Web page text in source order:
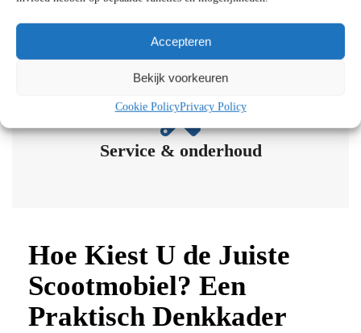
Accepteren
Bekijk voorkeuren
Cookie PolicyPrivacy Policy
WMO Hulp​
Service & onderhoud
Hoe Kiest U de Juiste
Scootmobiel? Een
Praktisch Denkkader